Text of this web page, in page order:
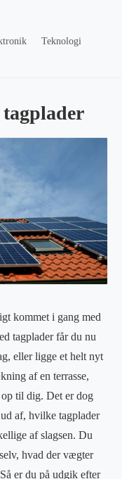
Teknologi
kommet i gang med
tagplader får du nu
eller ligge et helt nyt
af en terrasse,
op til dig. Det er dog
af, hvilke tagplader
af slagsen. Du
hvad der vægter
er du på udgik efter